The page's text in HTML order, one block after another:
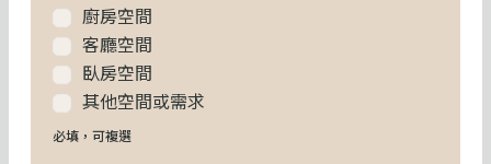
廚房空間
客廳空間
臥房空間
其他空間或需求
必填，可複選